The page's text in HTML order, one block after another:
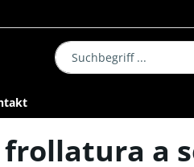
bei Wahl
Kartons
a